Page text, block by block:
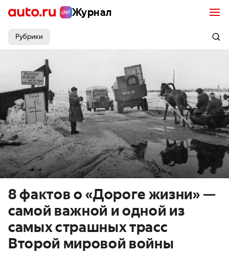
Журнал
Рубрики
8 фактов о «Дороге жизни» —
самой важной и одной из
самых страшных трасс
Второй мировой войны